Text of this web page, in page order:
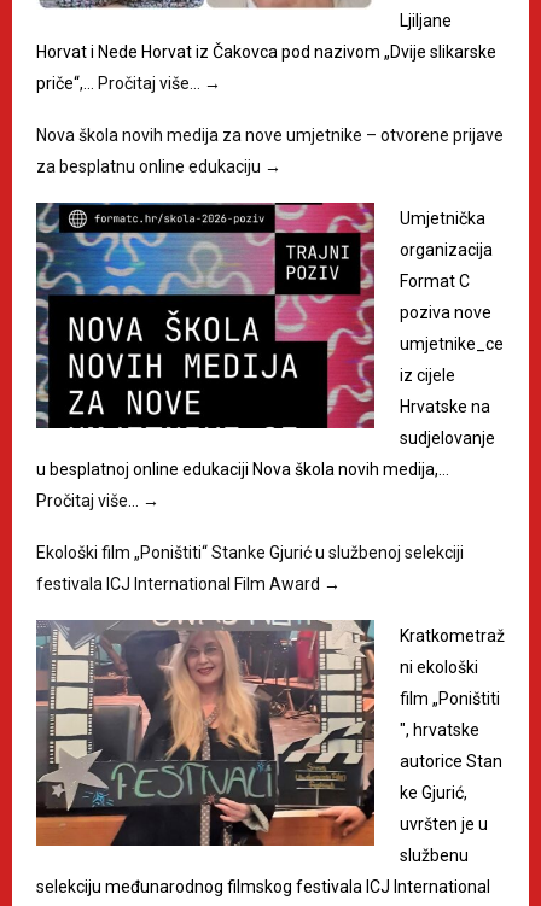
Ljiljane
Horvat i Nede Horvat iz Čakovca pod nazivom „Dvije slikarske
priče“,…
Pročitaj više… →
Nova škola novih medija za nove umjetnike – otvorene prijave
za besplatnu online edukaciju →
Umjetnička
organizacija
Format C
poziva nove
umjetnike_ce
iz cijele
Hrvatske na
sudjelovanje
u besplatnoj online edukaciji Nova škola novih medija,…
Pročitaj više…
→
Ekološki film „Poništiti“ Stanke Gjurić u službenoj selekciji
festivala ICJ International Film Award →
Kratkometraž
ni ekološki
film „Poništiti
", hrvatske
autorice Stan
ke Gjurić,
uvršten je u
službenu
selekciju međunarodnog filmskog festivala ICJ International